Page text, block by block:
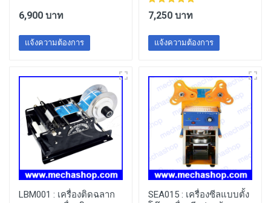
6,900 บาท
แจ้งความต้องการ
7,250 บาท
แจ้งความต้องการ
LBM001 : เครื่องติดฉลาก
SEA015 : เครื่องซีลแบบตั้ง